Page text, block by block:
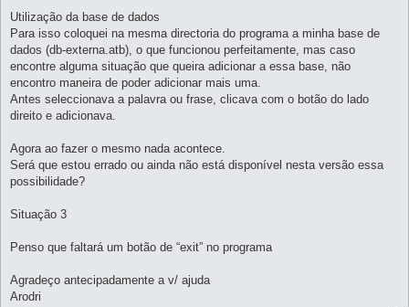
Utilização da base de dados
Para isso coloquei na mesma directoria do programa a minha base de
dados (db-externa.atb), o que funcionou perfeitamente, mas caso
encontre alguma situação que queira adicionar a essa base, não
encontro maneira de poder adicionar mais uma.
Antes seleccionava a palavra ou frase, clicava com o botão do lado
direito e adicionava.
Agora ao fazer o mesmo nada acontece.
Será que estou errado ou ainda não está disponível nesta versão essa
possibilidade?
Situação 3
Penso que faltará um botão de “exit” no programa
Agradeço antecipadamente a v/ ajuda
Arodri